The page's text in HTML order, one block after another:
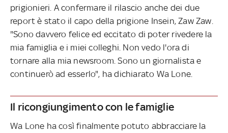
prigionieri. A confermare il rilascio anche dei due
report è stato il capo della prigione Insein, Zaw Zaw.
"Sono davvero felice ed eccitato di poter rivedere la
mia famiglia e i miei colleghi. Non vedo l'ora di
tornare alla mia newsroom. Sono un giornalista e
continuerò ad esserlo", ha dichiarato Wa Lone.
Il ricongiungimento con le famiglie
Wa Lone ha così finalmente potuto abbracciare la